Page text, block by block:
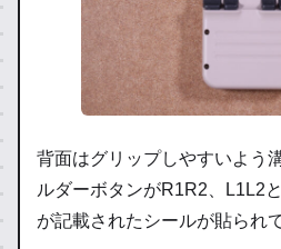
背面はグリップしやすいよう
ルダーボタンがR1R2、L1L2
が記載されたシールが貼られ